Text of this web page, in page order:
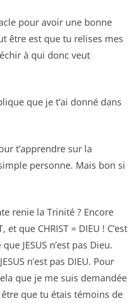
pour avoir une bonne
être est que tu relises mes
à qui donc veut
que je t’ai donné dans
t’apprendre sur la
personne. Mais bon si
renie la Trinité ? Encore
et que CHRIST = DIEU ! C’est
JESUS n’est pas Dieu.
n’est pas DIEU. Pour
que je me suis demandée
que tu étais témoins de